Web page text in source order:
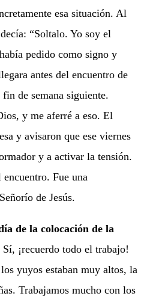
esa situación. Al
“Soltalo. Yo soy el
pedido como signo y
antes del encuentro de
de semana siguiente.
y me aferré a eso. El
y avisaron que ese viernes
y a activar la tensión.
encuentro. Fue una
de Jesús.
de la colocación de la
¡recuerdo todo el trabajo!
yuyos estaban muy altos, la
Trabajamos mucho con los